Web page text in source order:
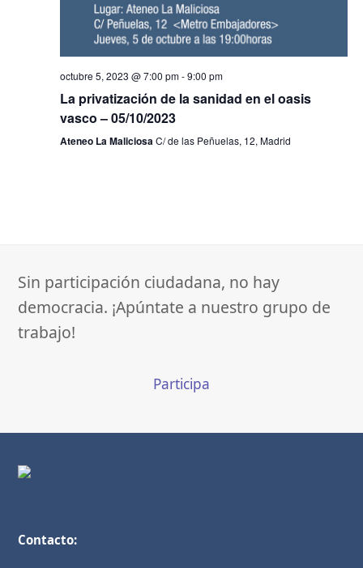
octubre 5, 2023 @ 7:00 pm-9:00 pm
La privatización de la sanidad en el oasis
vasco – 05/10/2023
Ateneo La MaliciosaC/ de las Peñuelas, 12, Madrid
Sin participación ciudadana, no hay
democracia. ¡Apúntate a nuestro grupo de
trabajo!
Participa
Contacto: